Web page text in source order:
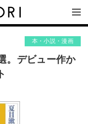
本・小説・漫画
。デビュー作か